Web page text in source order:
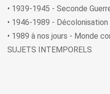
• 1939-1945 - Seconde
• 1946-1989 -
• 1989 à nos jours - Monde
SUJETS INTEMPORELS